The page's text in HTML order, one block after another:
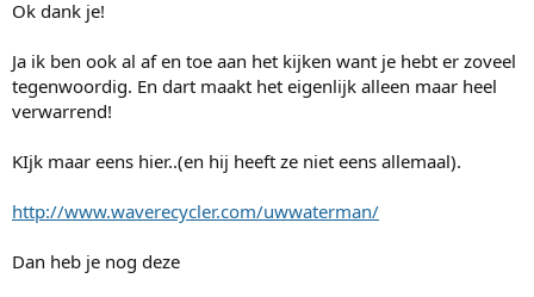
Ok dank je!
Ja ik ben ook al af en toe aan het kijken want je hebt er zoveel
tegenwoordig. En dart maakt het eigenlijk alleen maar heel
verwarrend!
KIjk maar eens hier..(en hij heeft ze niet eens allemaal).
http://www.waverecycler.com/uwwaterman/
Dan heb je nog deze